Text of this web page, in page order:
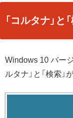
「コルタナ」と
Windows 10 バー
ルタナ」と「検索